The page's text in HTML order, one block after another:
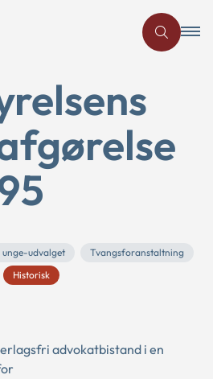
unge-udvalget
Tvangsforanstaltning
Historisk
advokatbistand i en